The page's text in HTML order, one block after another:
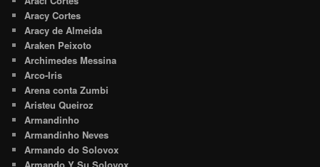
Aracy Cortes
Aracy de Almeida
Araken Peixoto
Archimedes Messina
Arco-Iris
Arena conta Zumbi
Aristeu Queiroz
Armandinho
Armandinho Neves
Armando do Solovox